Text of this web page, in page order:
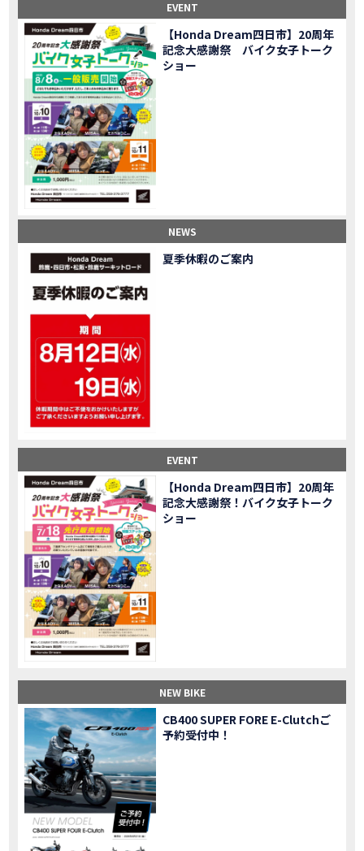
NEW BIKENEWS CB1000F販売中！！
MOVIE 【バイク女子】ごめんなさい。大切なツーリングでやらかしてしまった…
MOVIE 【バイク女子】下道444kmぶっ通しで走った結果がヤバかった
MOVIE 【バイク女子】最安！三重→東京〇〇〇円で行けちゃった
MOVIE 新型スーパーカブ110レビュー！C125 CT125で女子ツーリング 最高！Honda Super Cub(JA59)
MOVIE 【世界一の燃費Super cub】給油せずにどこまで行けるかやってみたら大変なことになりました
MOVIE 【バイク女子の挑戦】世界一の最強バイクでついにやります。
MOVIE 【バイク女子】この動画を見たらイライラするかもしれません。ごめんなさい。
MOVIE 【バイク用ドラレコ】センサーで感知！駐車場でバイクの周りを…
おめでたい人生初バイク納車！スタッフがまさかの対応…
【激カワ女子登場】バイク女子はツーリング中も〇〇が大好き♡
MOVIE 正統派NC750X！大型二輪教習から10年目の素直な感想|Honda NC750X DCT【バイク女子ツーリング】
MOVIE 女が乗るバイクじゃない？低身長女が検証します
MOVIE 【福井1泊ツーリング】バイク女子、仲悪いって本当？
MOVIE 大型ツアラー！Gold Wing Tour 50th ANNIVWRSARYは女性ライダーでもツーリングを楽しめるのか検証してみた｜Honda ゴールドウイング
MOVIE 【Monkey125】初めてモンキー！意外な◯◯へ行って来た【三重ホンダヒート】
NEW BIKE 大型ツアラー「Gold Wing Tour」と特別仕様の 「Gold Wing Tour 50th ANNIVERSARY」を 受注期間限定で発売
【三重県】女性ライダーツーリングを満喫しました｜CB1000HORNET CB750HORNET CB650R E-Clutch
MOVIE 【女子ツーの実態】恥ずかしいけど、暴露しました。
MOVIE オイル交換に行ったつもりが…まさかの大出費！？
「CRF250L」「CRF250L＜s＞」のカラーリング設定と 仕様を一部変更し発売
NEW BIKE 軽二輪スーパースポーツモデル「CBR250RR」の カラーバリエーションを変更し発売
MOVIE 【Honda Dream鈴鹿】20周年記念・大感謝祭イベント 大人気バイク女子が大集合・・Honda Dreamさんの人気を探ってきましたスペシャル！！メチャクチャ楽しかったです❤
NEW BIKE PROJECT BIG1 Final Edition CB 1300在庫車あります！
MOVIE 【バイク女子】急遽、愛車とお別れ…ついにあのバイクに乗れた
MOVIE 【バイク女子】オイル交換だけのつもりが、まさかのアレを交換することに！？
EVENT 【Honda Dream 鈴鹿２０周年記念大感謝祭】 多くの方のご来店ありがとうございました！
MOVIE 【CB650R E-Clutch】X-ADVでDCTに5年乗った私が素直にレビュー｜Honda X-ADV
MOVIE 【カブでアクセル全開】女性ライダーで耐久レース参戦！レースだけじゃないサーキットの楽しみ方|Honda supercub
MOVIE 【新型X-ADV】最初のカスタムはこれ！ガラスコーティングもしちゃいました|Honda X-ADV
三重県下 Honda Dream4店舗にて新春キャンペーンを開催
MOVIE 【速報】2025年モデルHonda X-ADV契約しました！新型のどこが凄いかチェックしてきた！
MOVIE 【女子ツーリング】秋の女子ツーリングin鳥羽・伊勢 【Honda Dream 松阪】
NEW BIKE スーパーカブFinal Edition/HELLP KITTY在庫車あります！
MOVIE 【CBR1000RR-R】スーパースポーツバイクで三重県の新スポットを巡る女子ツーリング|Honda CBR1000RRR Rebel1100 500 250
CAMPAIGN 三重県下 Honda Dreamにてレンタルバイクキャンペーン実施中💫
MOVIE 【アフリカツイン】憧れの大型バイクで1泊2日マスツーリング｜三重県〜静岡県｜Honda CL500 AfricaTwin
MOVIE 【女子ツーリング】穴場スポット満載！三重の美味しいもの・パワースポット！【Honda Dream 松阪】
EVENT
【Honda Dream四日市】20周年
記念大感謝祭 バイク女子トーク
ショー
NEWS
夏季休暇のご案内
EVENT
【Honda Dream四日市】20周年
記念大感謝祭！バイク女子トーク
ショー
NEW BIKE
CB400 SUPER FORE E-Clutchご
予約受付中！